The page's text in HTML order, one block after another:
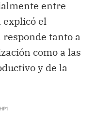
entre
explicó el
tanto a
como a las
y de la